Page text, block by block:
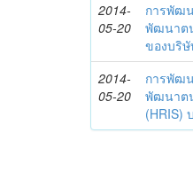
2014-
05-20
การพัฒ
พัฒนาต
ของบริ
2014-
05-20
การพัฒ
พัฒนาต
(HRIS)